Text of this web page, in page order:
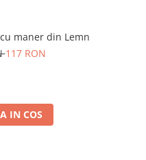
maner din Lemn
117 RON
IN COS